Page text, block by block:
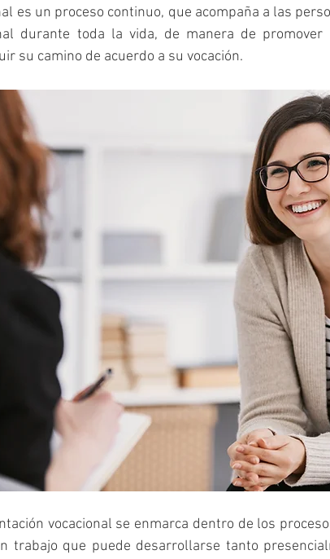
es un proceso continuo, que acompaña a las
durante toda la vida, de manera de
su camino de acuerdo a su vocación.
vocacional se enmarca dentro de los
trabajo que puede desarrollarse tanto